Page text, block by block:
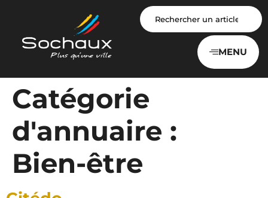
MENU
Catégorie
d'annuaire :
Bien-être
Panneau de gestion des cookies